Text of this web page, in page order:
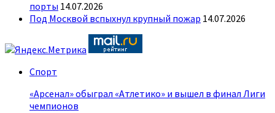
порты 14.07.2026
Под Москвой вспыхнул крупный пожар 14.07.2026
Спорт
«Арсенал» обыграл «Атлетико» и вышел в финал Лиги
чемпионов